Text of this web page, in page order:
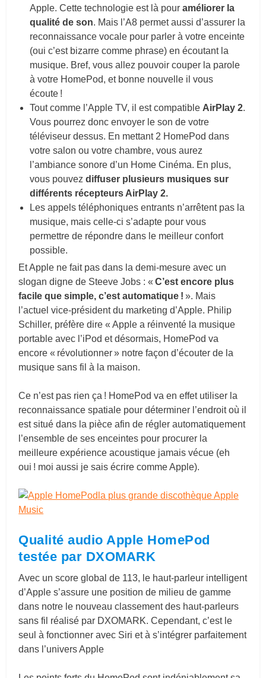
Apple. Cette technologie est là pouraméliorer la
qualité de son. Mais l’A8 permet aussi d’assurer la
reconnaissance vocale pour parler à votre enceinte
(oui c’est bizarre comme phrase) en écoutant la
musique. Bref, vous allez pouvoir couper la parole
à votre HomePod, et bonne nouvelle il vous
écoute !
Tout comme l’Apple TV, il est compatible AirPlay 2.
Vous pourrez donc envoyer le son de votre
téléviseur dessus. En mettant 2 HomePod dans
votre salon ou votre chambre, vous aurez
l’ambiance sonore d’un Home Cinéma. En plus,
vous pouvez diffuser plusieurs musiques sur
différents récepteurs AirPlay 2.
Les appels téléphoniques entrants n’arrêtent pas la
musique, mais celle-ci s’adapte pour vous
permettre de répondre dans le meilleur confort
possible.
Et Apple ne fait pas dans la demi-mesure avec un
slogan digne de Steeve Jobs : «C’est encore plus
facile que simple, c’est automatique ! ». Mais
l’actuel vice-président du marketing d’Apple. Philip
Schiller, préfère dire « Apple a réinventé la musique
portable avec l’iPod et désormais, HomePod va
encore « révolutionner » notre façon d’écouter de la
musique sans fil à la maison.
Ce n’est pas rien ça ! HomePod va en effet utiliser la
reconnaissance spatiale pour déterminer l’endroit où il
est situé dans la pièce afin de régler automatiquement
l’ensemble de ses enceintes pour procurer la
meilleure expérience acoustique jamais vécue (eh
oui ! moi aussi je sais écrire comme Apple).
Qualité audio Apple HomePod
testée par DXOMARK
Avec un score global de 113, le haut-parleur intelligent
d’Apple s’assure une position de milieu de gamme
dans notre le nouveau classement des haut-parleurs
sans fil réalisé par DXOMARK. Cependant, c’est le
seul à fonctionner avec Siri et à s’intégrer parfaitement
dans l’univers Apple